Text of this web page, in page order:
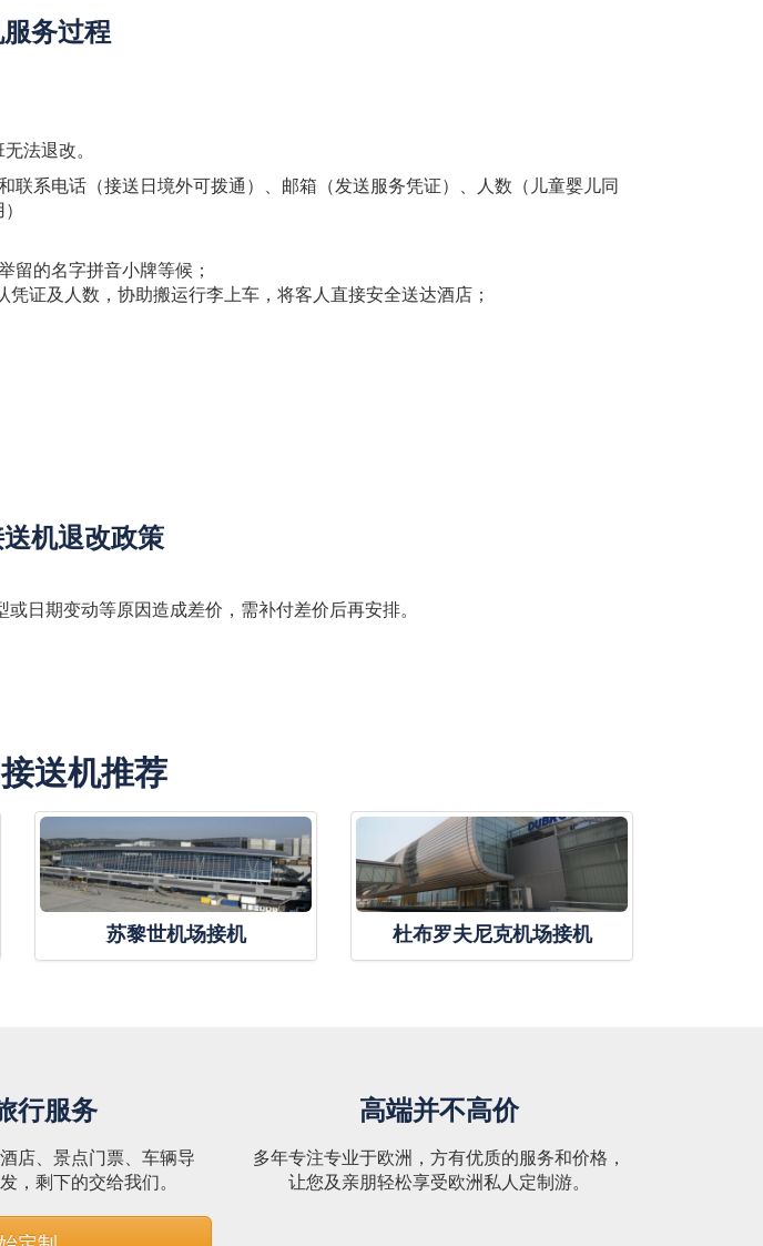
务过程
法退改。
系电话（接送日境外可拨通）、邮箱（发送服务凭证）、人数（儿童婴儿同
留的名字拼音小牌等候；
证及人数，协助搬运行李上车，将客人直接安全送达酒店；
机退改政策
日期变动等原因造成差价，需补付差价后再安排。
送机推荐
苏黎世机场接机 杜布罗夫尼克机场接机
行服务
店、景点门票、车辆导
，剩下的交给我们。
高端并不高价
多年专注专业于欧洲，方有优质的服务和价格，
让您及亲朋轻松享受欧洲私人定制游。